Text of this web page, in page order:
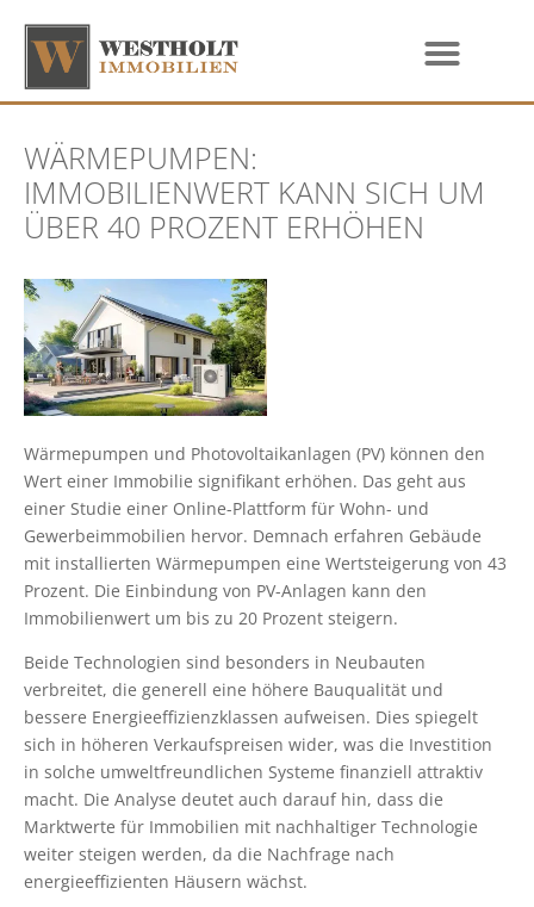
WÄRMEPUMPEN:
IMMOBILIENWERT KANN SICH UM
ÜBER 40 PROZENT ERHÖHEN
Wärmepumpen und Photovoltaikanlagen (PV) können den
Wert einer Immobilie signifikant erhöhen. Das geht aus
einer Studie einer Online-Plattform für Wohn- und
Gewerbeimmobilien hervor. Demnach erfahren Gebäude
mit installierten Wärmepumpen eine Wertsteigerung von 43
Prozent. Die Einbindung von PV-Anlagen kann den
Immobilienwert um bis zu 20 Prozent steigern.
Beide Technologien sind besonders in Neubauten
verbreitet, die generell eine höhere Bauqualität und
bessere Energieeffizienzklassen aufweisen. Dies spiegelt
sich in höheren Verkaufspreisen wider, was die Investition
in solche umweltfreundlichen Systeme finanziell attraktiv
macht. Die Analyse deutet auch darauf hin, dass die
Marktwerte für Immobilien mit nachhaltiger Technologie
weiter steigen werden, da die Nachfrage nach
energieeffizienten Häusern wächst.